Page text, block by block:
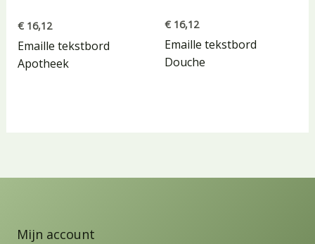
€16,12
Emaille tekstbord
Apotheek
€ 16,12
Emaille tekstbord
Douche
Mijn account